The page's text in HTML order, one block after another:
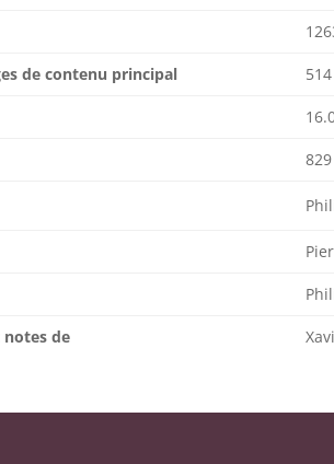
de contenu principal 514
de